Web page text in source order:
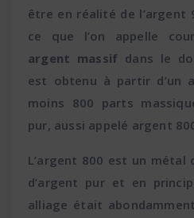
être en réalité de l’argent
ce que l’on appelle
argent massif dans le
est obtenu à partir d’un
moins 800 parts
pur, aussi appelé argent
L’argent 800 est un
d’argent pur et en
alliage était